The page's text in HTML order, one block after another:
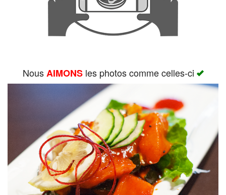
NousAIMONSles photos comme celles-ci